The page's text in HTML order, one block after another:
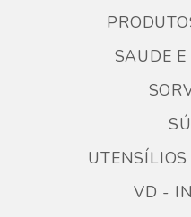
SAUDE
UTENSÍLIOS
VD -